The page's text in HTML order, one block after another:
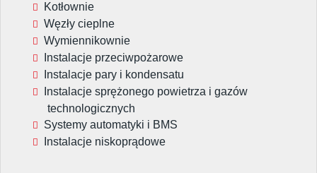
Kotłownie
Węzły cieplne
Wymiennikownie
Instalacje przeciwpożarowe
Instalacje pary i kondensatu
Instalacje sprężonego powietrza i gazów
technologicznych
Systemy automatyki i BMS
Instalacje niskoprądowe